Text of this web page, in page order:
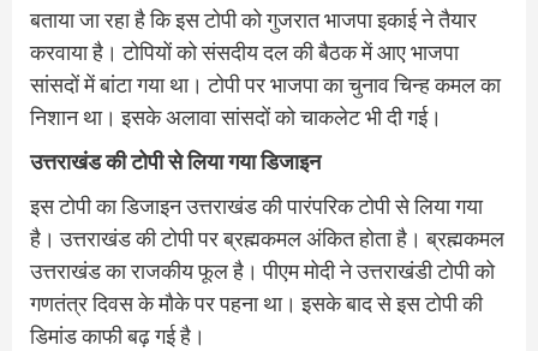
बताया जा रहा है कि इस टोपी को गुजरात भाजपा इकाई ने तैयार
करवाया है। टोपियों को संसदीय दल की बैठक में आए भाजपा
सांसदों में बांटा गया था। टोपी पर भाजपा का चुनाव चिन्ह कमल का
निशान था। इसके अलावा सांसदों को चाकलेट भी दी गई।
उत्तराखंड की टोपी से लिया गया डिजाइन
इस टोपी का डिजाइन उत्तराखंड की पारंपरिक टोपी से लिया गया
है। उत्तराखंड की टोपी पर ब्रह्मकमल अंकित होता है। ब्रह्मकमल
उत्तराखंड का राजकीय फूल है। पीएम मोदी ने उत्तराखंडी टोपी को
गणतंत्र दिवस के मौके पर पहना था। इसके बाद से इस टोपी की
डिमांड काफी बढ़ गई है।